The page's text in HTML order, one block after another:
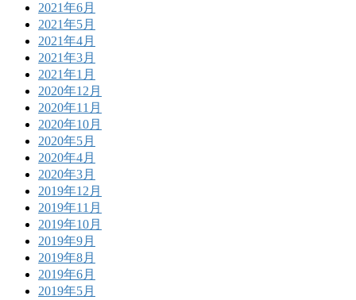
2021年6月
2021年5月
2021年4月
2021年3月
2021年1月
2020年12月
2020年11月
2020年10月
2020年5月
2020年4月
2020年3月
2019年12月
2019年11月
2019年10月
2019年9月
2019年8月
2019年6月
2019年5月